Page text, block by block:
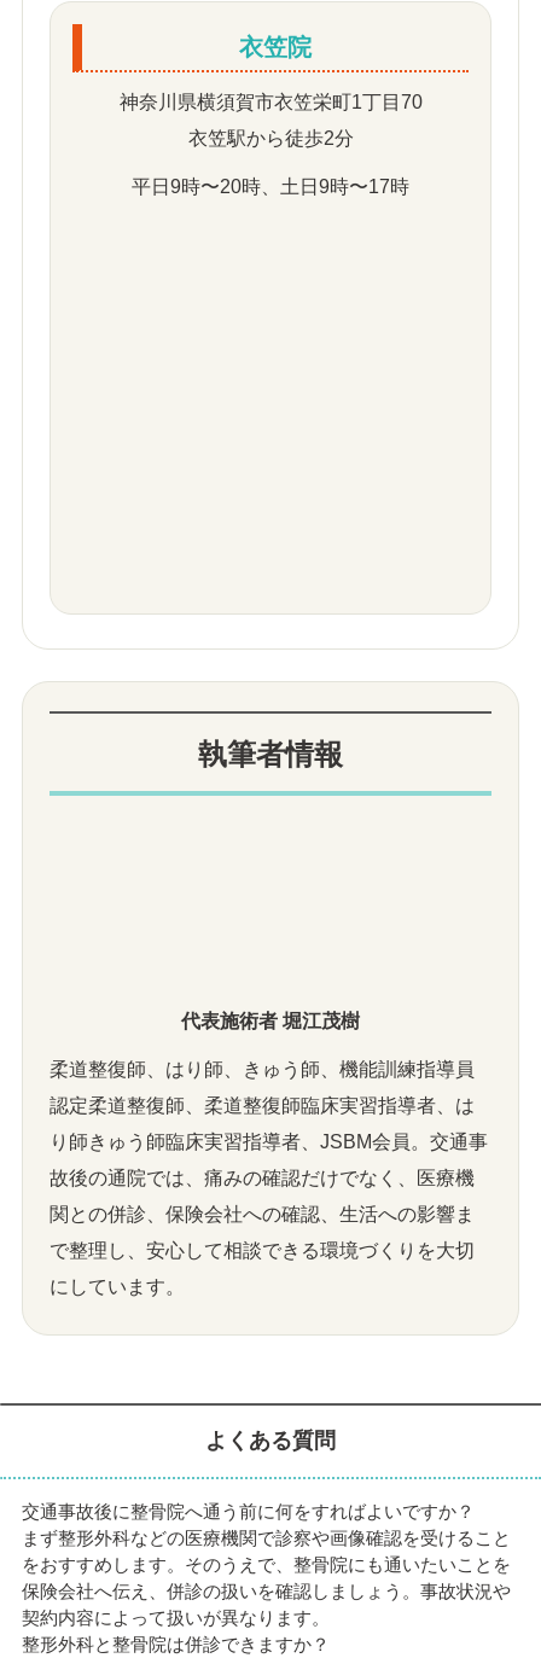
衣笠院
神奈川県横須賀市衣笠栄町1丁目70
衣笠駅から徒歩2分
平日9時〜20時、土日9時〜17時
執筆者情報
代表施術者 堀江茂樹
柔道整復師、はり師、きゅう師、機能訓練指導員
認定柔道整復師、柔道整復師臨床実習指導者、は
り師きゅう師臨床実習指導者、JSBM会員。交通事
故後の通院では、痛みの確認だけでなく、医療機
関との併診、保険会社への確認、生活への影響ま
で整理し、安心して相談できる環境づくりを大切
にしています。
よくある質問
交通事故後に整骨院へ通う前に何をすればよいですか？
まず整形外科などの医療機関で診察や画像確認を受けること
をおすすめします。そのうえで、整骨院にも通いたいことを
保険会社へ伝え、併診の扱いを確認しましょう。事故状況や
契約内容によって扱いが異なります。
整形外科と整骨院は併診できますか？